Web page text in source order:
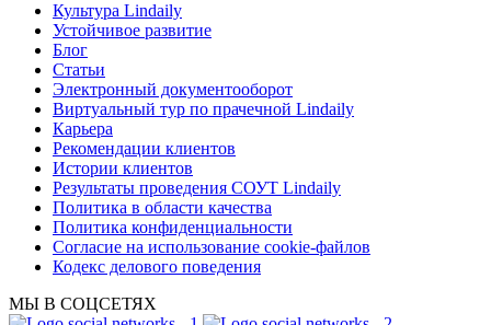
Культура Lindaily
Устойчивое развитие
Блог
Статьи
Электронный документооборот
Виртуальный тур по прачечной Lindaily
Карьера
Рекомендации клиентов
Истории клиентов
Результаты проведения СОУТ Lindaily
Политика в области качества
Политика конфиденциальности
Согласие на использование cookie-файлов
Кодекс делового поведения
МЫ В СОЦСЕТЯХ